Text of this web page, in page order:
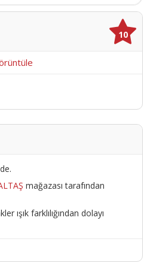
10
mağazası tarafından
ışık farklılığından dolayı